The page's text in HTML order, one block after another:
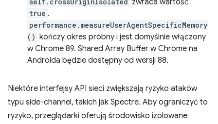
zwraca wartość
true .
performance.measureUserAgentSpecificMemory
() kończy okres próbny i jest domyślnie włączony
w Chrome 89. Shared Array Buffer w Chrome na
Androida będzie dostępny od wersji 88.
Niektóre interfejsy API sieci zwiększają ryzyko ataków
typu side-channel, takich jak Spectre. Aby ograniczyć to
ryzyko, przeglądarki oferują środowisko izolowane